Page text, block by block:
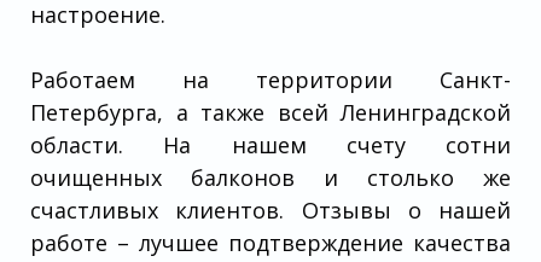
настроение.
Работаем на территории Санкт-
Петербурга, а также всей Ленинградской
области. На нашем счету сотни
очищенных балконов и столько же
счастливых клиентов. Отзывы о нашей
работе – лучшее подтверждение качества